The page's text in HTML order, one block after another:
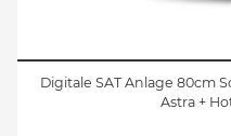
Digitale SAT Anlage 80cm
Astra +